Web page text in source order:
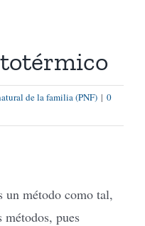
de la familia (PNF) | 0
método como tal,
pues